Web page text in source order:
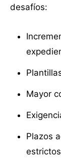
desafíos:
Mayor
Plazos